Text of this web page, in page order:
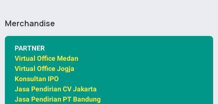
Merchandise
PARTNER
Virtual Office Medan
Virtual Office Jogja
Konsultan IPO
Jasa Pendirian CV Jakarta
Jasa Pendirian PT Bandung